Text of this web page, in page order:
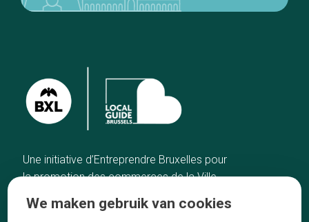
Une initiative d’Entreprendre Bruxelles pour
la promotion des commerces de la Ville
Home
De ambachtslieden
We maken gebruik van cookies